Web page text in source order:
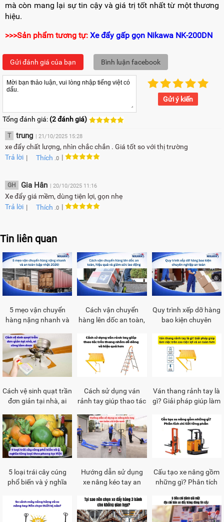
mà còn mang lại sự tin cậy và giá trị tốt nhất từ một thương
hiệu.
>>>Sản phẩm tương tự: Xe đẩy gấp gọn Nikawa NK-200DN
Gửi đánh giá của bạn Bình luận facebook
Gửi ý kiến
Tổng đánh giá: (2 đánh giá)
T trung | 21/10/2025 15:28
xe đẩy chất lượng, nhìn chắc chắn . Giá tốt so với thị trường
Trả lời | Thích .0 |
GH Gia Hân | 20/10/2025 11:16
Xe đẩy giá mềm, dùng tiện lợi, gọn nhẹ
Trả lời | Thích .0 |
Tin liên quan
5 mẹo vận chuyển
hàng nặng nhanh và
2026)
Cách vận chuyển
hàng lên dốc an toàn,
lao động
Quy trình xếp dỡ hàng
bao kiện chuyên
Cách vệ sinh quạt trần
đơn giản tại nhà, ai
Cách sử dụng ván
rảnh tay giúp thao tác
dàng và hiệu quả hơn
Ván thang rảnh tay là
gì? Giải pháp giúp làm
an toàn hơn
5 loại trái cây cúng
phổ biến và ý nghĩa
tục Việt
Hướng dẫn sử dụng
xe nâng kéo tay an
Cấu tạo xe nâng gồm
những gì? Phân tích